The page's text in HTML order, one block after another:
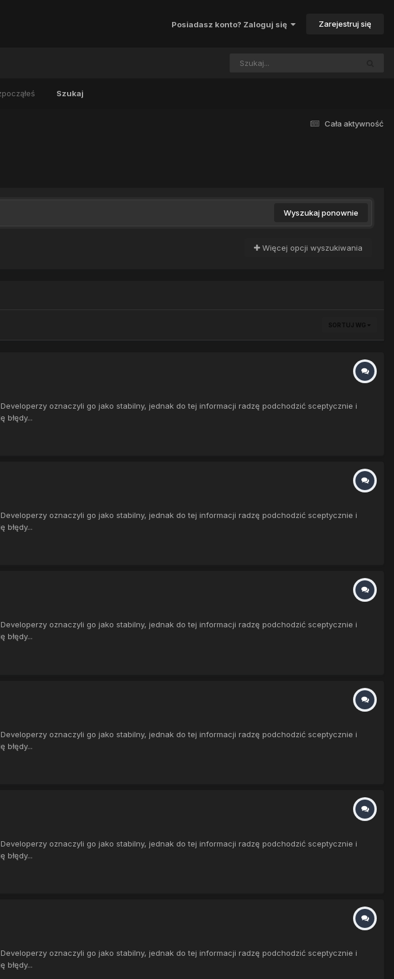
Posiadasz konto? Zaloguj się Zarejestruj się
Szukaj
Cała aktywność
Wyszukaj ponownie
Więcej opcji wyszukiwania
SORTUJ WG
oznaczyli go jako stabilny, jednak do tej informacji radzę podchodzić sceptycznie i
błędy...
oznaczyli go jako stabilny, jednak do tej informacji radzę podchodzić sceptycznie i
błędy...
oznaczyli go jako stabilny, jednak do tej informacji radzę podchodzić sceptycznie i
błędy...
oznaczyli go jako stabilny, jednak do tej informacji radzę podchodzić sceptycznie i
błędy...
oznaczyli go jako stabilny, jednak do tej informacji radzę podchodzić sceptycznie i
błędy...
oznaczyli go jako stabilny, jednak do tej informacji radzę podchodzić sceptycznie i
błędy...